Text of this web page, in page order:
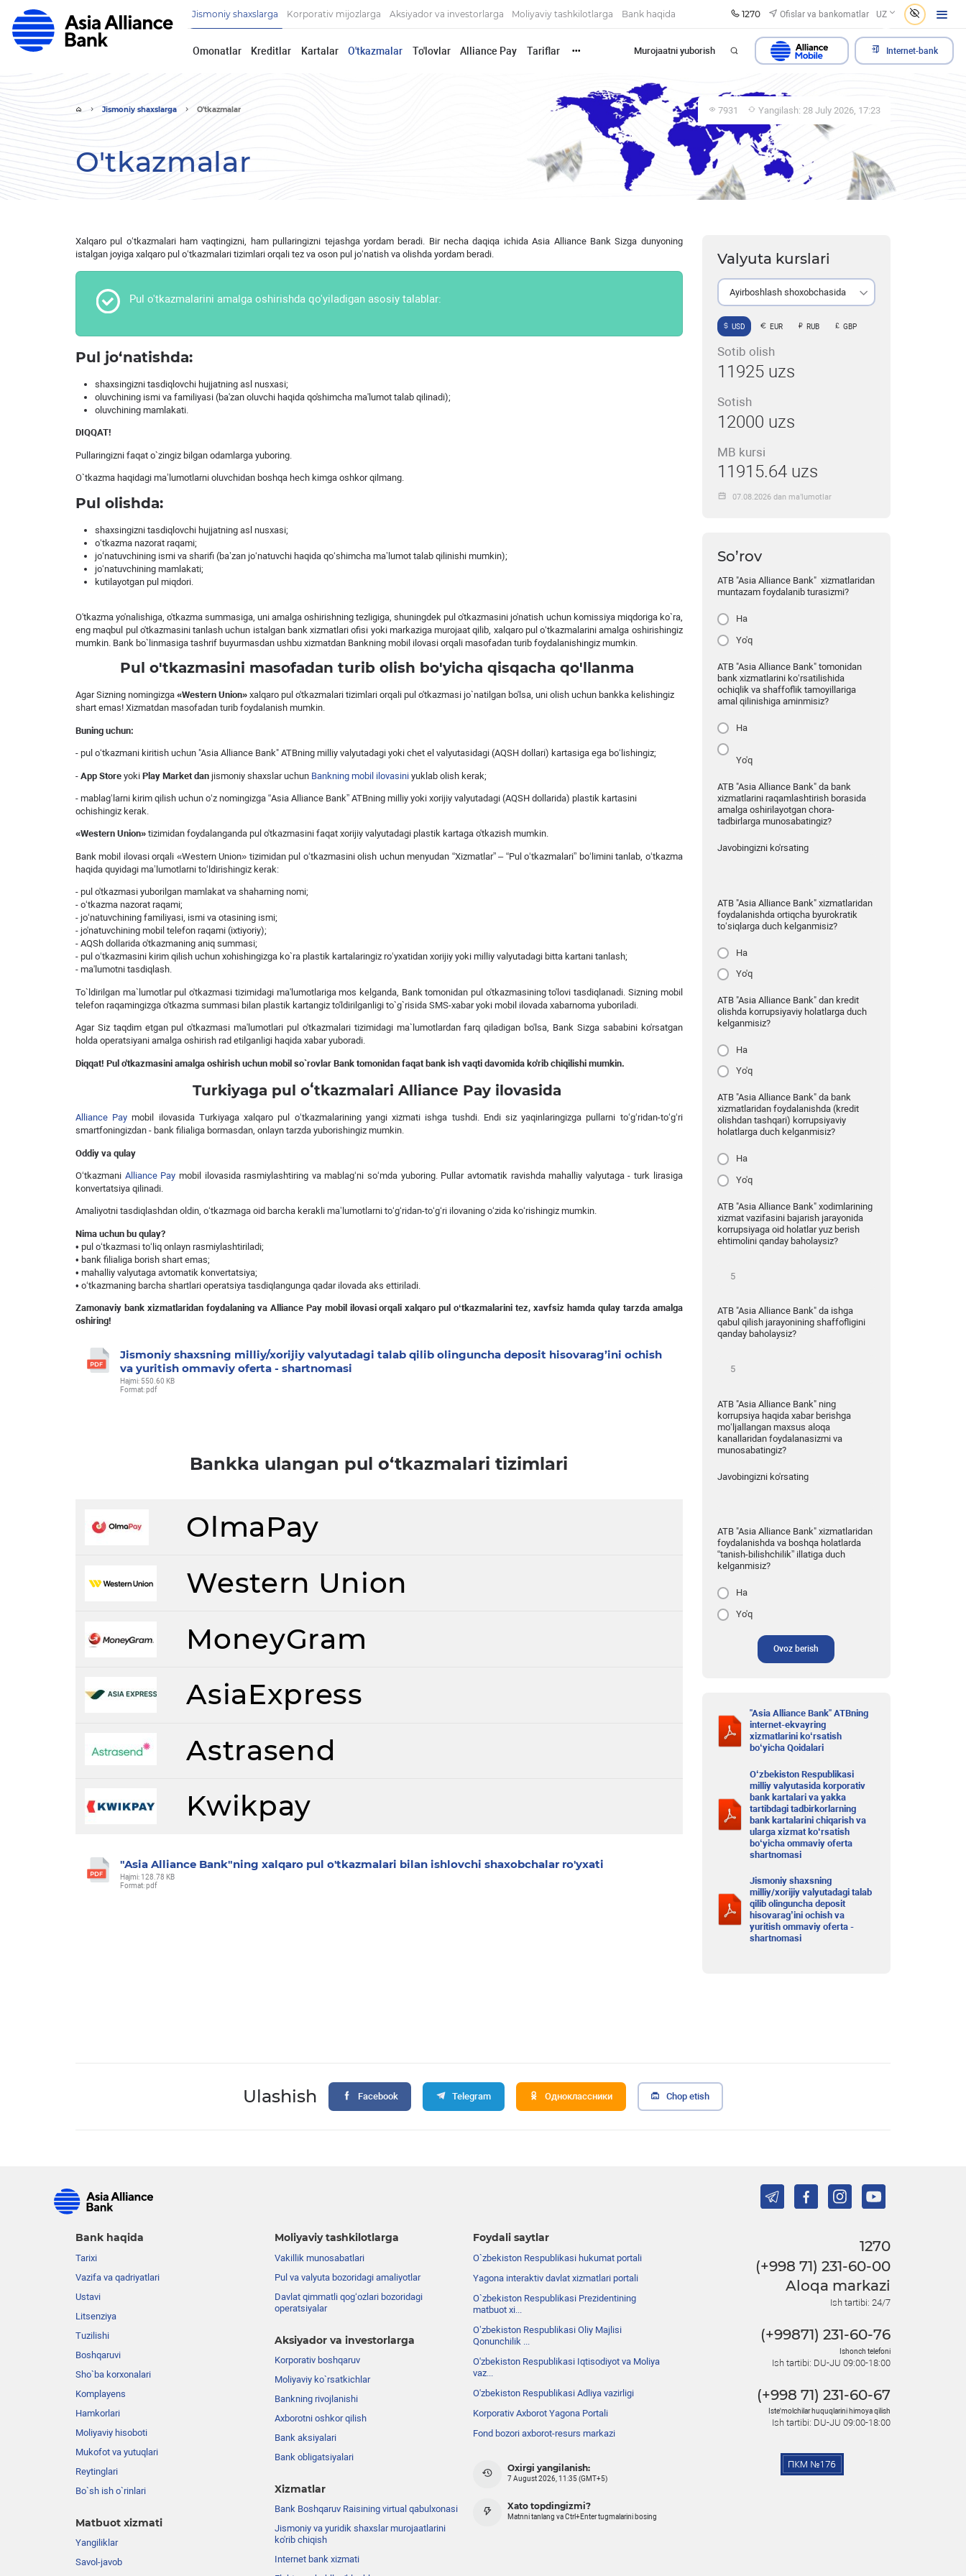
Jismoniy shaxslarga Korporativ mijozlarga Aksiyador va investorlarga Moliyaviy tashkilotlarga Bank haqida 1270 Ofislar va bankomatlar UZ
Omonatlar Kreditlar Kartalar O'tkazmalar To'lovlar Alliance Pay Tariflar ••• Murojaatni yuborish Internet-bank
Jismoniy shaxslarga O'tkazmalar 7931 Yangilash: 28 July 2026, 17:23
O'tkazmalar
Xalqaro pul o‘tkazmalari ham vaqtingizni, ham pullaringizni tejashga yordam beradi. Bir necha daqiqa ichida Asia Alliance Bank Sizga dunyoning
istalgan joyiga xalqaro pul o‘tkazmalari tizimlari orqali tez va oson pul jo‘natish va olishda yordam beradi.
Pul o'tkazmalarini amalga oshirishda qo'yiladigan asosiy talablar:
Pul jo‘natishda:
shaxsingizni tasdiqlovchi hujjatning asl nusxasi;
oluvchining ismi va familiyasi (ba'zan oluvchi haqida qo'shimcha ma'lumot talab qilinadi);
oluvchining mamlakati.
DIQQAT!
Pullaringizni faqat o`zingiz bilgan odamlarga yuboring.
O`tkazma haqidagi ma’lumotlarni oluvchidan boshqa hech kimga oshkor qilmang.
Pul olishda:
shaxsingizni tasdiqlovchi hujjatning asl nusxasi;
o‘tkazma nazorat raqami;
jo‘natuvchining ismi va sharifi (ba’zan jo‘natuvchi haqida qo‘shimcha ma’lumot talab qilinishi mumkin);
jo‘natuvchining mamlakati;
kutilayotgan pul miqdori.
O'tkazma yo'nalishiga, o'tkazma summasiga, uni amalga oshirishning tezligiga, shuningdek pul o'tkazmasini jo'natish uchun komissiya miqdoriga ko`ra,
eng maqbul pul o'tkazmasini tanlash uchun istalgan bank xizmatlari ofisi yoki markaziga murojaat qilib, xalqaro pul o‘tkazmalarini amalga oshirishingiz
mumkin. Bank bo`linmasiga tashrif buyurmasdan ushbu xizmatdan Bankning mobil ilovasi orqali masofadan turib foydalanishingiz mumkin.
Pul o'tkazmasini masofadan turib olish bo'yicha qisqacha qo'llanma
Agar Sizning nomingizga «Western Union» xalqaro pul o'tkazmalari tizimlari orqali pul o'tkazmasi jo`natilgan bo'lsa, uni olish uchun bankka kelishingiz
shart emas! Xizmatdan masofadan turib foydalanish mumkin.
Buning uchun:
- pul oʻtkazmani kiritish uchun "Asia Alliance Bank" ATBning milliy valyutadagi yoki chet el valyutasidagi (AQSH dollari) kartasiga ega boʻlishingiz;
- App Store yoki Play Market dan jismoniy shaxslar uchun Bankning mobil ilovasini yuklab olish kerak;
- mablag‘larni kirim qilish uchun o‘z nomingizga “Asia Alliance Bank” ATBning milliy yoki xorijiy valyutadagi (AQSH dollarida) plastik kartasini
ochishingiz kerak.
«Western Union» tizimidan foydalanganda pul o'tkazmasini faqat xorijiy valyutadagi plastik kartaga o'tkazish mumkin.
Bank mobil ilovasi orqali «Western Union» tizimidan pul o‘tkazmasini olish uchun menyudan “Xizmatlar” – “Pul o‘tkazmalari” bo‘limini tanlab, o‘tkazma
haqida quyidagi ma’lumotlarni to‘ldirishingiz kerak:
- pul o'tkazmasi yuborilgan mamlakat va shaharning nomi;
- oʻtkazma nazorat raqami;
- jo‘natuvchining familiyasi, ismi va otasining ismi;
- jo'natuvchining mobil telefon raqami (ixtiyoriy);
- AQSh dollarida o'tkazmaning aniq summasi;
- pul oʻtkazmasini kirim qilish uchun xohishingizga ko`ra plastik kartalaringiz roʻyxatidan xorijiy yoki milliy valyutadagi bitta kartani tanlash;
- ma'lumotni tasdiqlash.
To`ldirilgan ma`lumotlar pul o'tkazmasi tizimidagi ma'lumotlariga mos kelganda, Bank tomonidan pul o'tkazmasining to'lovi tasdiqlanadi. Sizning mobil
telefon raqamingizga o'tkazma summasi bilan plastik kartangiz to'ldirilganligi to`g`risida SMS-xabar yoki mobil ilovada xabarnoma yuboriladi.
Agar Siz taqdim etgan pul o'tkazmasi ma'lumotlari pul o'tkazmalari tizimidagi ma`lumotlardan farq qiladigan bo'lsa, Bank Sizga sababini ko'rsatgan
holda operatsiyani amalga oshirish rad etilganligi haqida xabar yuboradi.
Diqqat! Pul o'tkazmasini amalga oshirish uchun mobil so`rovlar Bank tomonidan faqat bank ish vaqti davomida ko'rib chiqilishi mumkin.
Turkiyaga pul oʻtkazmalari Alliance Pay ilovasida
Alliance Pay mobil ilovasida Turkiyaga xalqaro pul oʻtkazmalarining yangi xizmati ishga tushdi. Endi siz yaqinlaringizga pullarni toʻgʻridan-toʻgʻri
smartfoningizdan - bank filialiga bormasdan, onlayn tarzda yuborishingiz mumkin.
Oddiy va qulay
Oʻtkazmani Alliance Pay mobil ilovasida rasmiylashtiring va mablagʻni soʻmda yuboring. Pullar avtomatik ravishda mahalliy valyutaga - turk lirasiga
konvertatsiya qilinadi.
Amaliyotni tasdiqlashdan oldin, oʻtkazmaga oid barcha kerakli maʼlumotlarni toʻgʻridan-toʻgʻri ilovaning oʻzida koʻrishingiz mumkin.
Nima uchun bu qulay?
• pul o‘tkazmasi to‘liq onlayn rasmiylashtiriladi;
• bank filialiga borish shart emas;
• mahalliy valyutaga avtomatik konvertatsiya;
• o‘tkazmaning barcha shartlari operatsiya tasdiqlangunga qadar ilovada aks ettiriladi.
Zamonaviy bank xizmatlaridan foydalaning va Alliance Pay mobil ilovasi orqali xalqaro pul oʻtkazmalarini tez,xavfsiz hamda qulay tarzda amalga
oshiring!
Jismoniy shaxsning milliy/xorijiy valyutadagi talab qilib olinguncha deposit hisovarag’ini ochish
va yuritish ommaviy oferta - shartnomasi
Hajmi: 550.60 KB
Format: pdf
Bankka ulangan pul o‘tkazmalari tizimlari
OlmaPay
Western Union
MoneyGram
AsiaExpress
Astrasend
Kwikpay
"Asia Alliance Bank"ning xalqaro pul o'tkazmalari bilan ishlovchi shaxobchalar ro'yxati
Hajmi: 128.78 KB
Format: pdf
Valyuta kurslari
Ayirboshlash shoxobchasida
USD EUR RUB GBP
Sotib olish
11925 uzs
Sotish
12000 uzs
MB kursi
11915.64 uzs
07.08.2026 dan ma’lumotlar
So’rov
ATB "Asia Alliance Bank" xizmatlaridan
muntazam foydalanib turasizmi?
Ha
Yo'q
ATB "Asia Alliance Bank" tomonidan
bank xizmatlarini ko‘rsatilishida
ochiqlik va shaffoflik tamoyillariga
amal qilinishiga aminmisiz?
Ha
Yo'q
ATB "Asia Alliance Bank" da bank
xizmatlarini raqamlashtirish borasida
amalga oshirilayotgan chora-
tadbirlarga munosabatingiz?
Javobingizni ko'rsating
ATB "Asia Alliance Bank" xizmatlaridan
foydalanishda ortiqcha byurokratik
to‘siqlarga duch kelganmisiz?
Ha
Yo'q
ATB "Asia Alliance Bank" dan kredit
olishda korrupsiyaviy holatlarga duch
kelganmisiz?
Ha
Yo'q
ATB "Asia Alliance Bank" da bank
xizmatlaridan foydalanishda (kredit
olishdan tashqari) korrupsiyaviy
holatlarga duch kelganmisiz?
Ha
Yo'q
ATB "Asia Alliance Bank" xodimlarining
xizmat vazifasini bajarish jarayonida
korrupsiyaga oid holatlar yuz berish
ehtimolini qanday baholaysiz?
ATB "Asia Alliance Bank" da ishga
qabul qilish jarayonining shaffofligini
qanday baholaysiz?
ATB "Asia Alliance Bank" ning
korrupsiya haqida xabar berishga
mo‘ljallangan maxsus aloqa
kanallaridan foydalanasizmi va
munosabatingiz?
Javobingizni ko'rsating
ATB "Asia Alliance Bank" xizmatlaridan
foydalanishda va boshqa holatlarda
“tanish-bilishchilik” illatiga duch
kelganmisiz?
Ha
Yo'q
Ovoz berish
"Asia Alliance Bank" ATBning
internet-ekvayring
xizmatlarini ko‘rsatish
bo‘yicha Qoidalari
O‘zbekiston Respublikasi
milliy valyutasida korporativ
bank kartalari va yakka
tartibdagi tadbirkorlarning
bank kartalarini chiqarish va
ularga xizmat ko‘rsatish
bo‘yicha ommaviy oferta
shartnomasi
Jismoniy shaxsning
milliy/xorijiy valyutadagi talab
qilib olinguncha deposit
hisovarag’ini ochish va
yuritish ommaviy oferta -
shartnomasi
Ulashish Facebook Telegram Одноклассники Chop etish
Bank haqida
Tarixi
Vazifa va qadriyatlari
Ustavi
Litsenziya
Tuzilishi
Boshqaruvi
Sho`ba korxonalari
Komplayens
Hamkorlari
Moliyaviy hisoboti
Mukofot va yutuqlari
Reytinglari
Bo`sh ish o`rinlari
Matbuot xizmati
Yangiliklar
Savol-javob
Moliyaviy tashkilotlarga
Vakillik munosabatlari
Pul va valyuta bozoridagi amaliyotlar
Davlat qimmatli qog‘ozlari bozoridagi
operatsiyalar
Aksiyador va investorlarga
Korporativ boshqaruv
Moliyaviy ko`rsatkichlar
Bankning rivojlanishi
Axborotni oshkor qilish
Bank aksiyalari
Bank obligatsiyalari
Xizmatlar
Bank Boshqaruv Raisining virtual qabulxonasi
Jismoniy va yuridik shaxslar murojaatlarini
ko'rib chiqish
Internet bank xizmati
Foydali saytlar
O`zbekiston Respublikasi hukumat portali
Yagona interaktiv davlat xizmatlari portali
O`zbekiston Respublikasi Prezidentining
matbuot xi...
Oʼzbekiston Respublikasi Oliy Majlisi
Qonunchilik ...
O'zbekiston Respublikasi Iqtisodiyot va Moliya
vaz...
O'zbekiston Respublikasi Adliya vazirligi
Korporativ Axborot Yagona Portali
Fond bozori axborot-resurs markazi
Oxirgi yangilanish:
7 August 2026, 11:35 (GMT+5)
Xato topdingizmi?
Matnni tanlang va Ctrl+Enter tugmalarini bosing
1270
(+998 71) 231-60-00
Aloqa markazi
Ish tartibi: 24/7
(+99871) 231-60-76
Ishonch telefoni
Ish tartibi: DU-JU 09:00-18:00
(+998 71) 231-60-67
Iste'molchilar huquqlarini himoya qilish
Ish tartibi: DU-JU 09:00-18:00